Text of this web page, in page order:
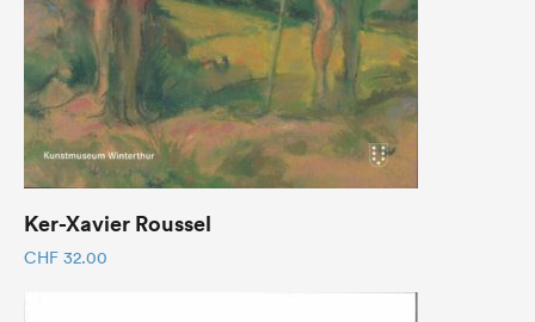
Ker-Xavier Roussel
CHF 32.00